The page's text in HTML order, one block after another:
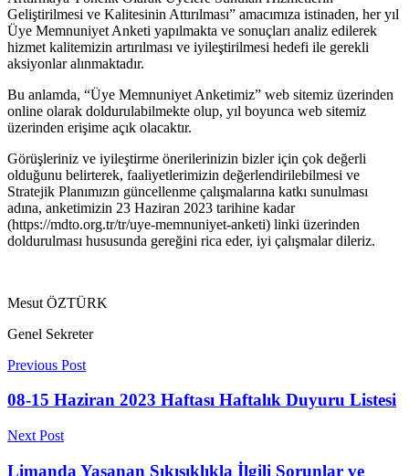
Geliştirilmesi ve Kalitesinin Attırılması” amacımıza istinaden, her yıl
Üye Memnuniyet Anketi yapılmakta ve sonuçları analiz edilerek
hizmet kalitemizin artırılması ve iyileştirilmesi hedefi ile gerekli
aksiyonlar alınmaktadır.
Bu anlamda, “Üye Memnuniyet Anketimiz” web sitemiz üzerinden
online olarak doldurulabilmekte olup, yıl boyunca web sitemiz
üzerinden erişime açık olacaktır.
Görüşleriniz ve iyileştirme önerilerinizin bizler için çok değerli
olduğunu belirterek, faaliyetlerimizin değerlendirilebilmesi ve
Stratejik Planımızın güncellenme çalışmalarına katkı sunulması
adına, anketimizin 23 Haziran 2023 tarihine kadar
(https://mdto.org.tr/tr/uye-memnuniyet-anketi) linki üzerinden
doldurulması hususunda gereğini rica eder, iyi çalışmalar dileriz.
Mesut ÖZTÜRK
Genel Sekreter
Previous Post
08-15 Haziran 2023 Haftası Haftalık Duyuru Listesi
Next Post
Limanda Yaşanan Sıkışıklıkla İlgili Sorunlar ve